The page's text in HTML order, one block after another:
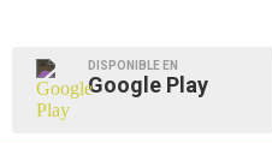
DISPONIBLE EN
Google Play